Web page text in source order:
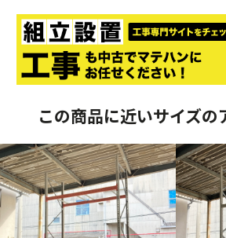
この商品に近いサイズの